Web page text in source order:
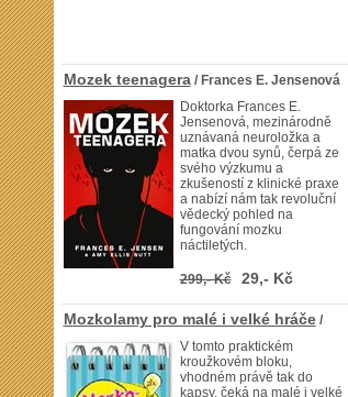
Mozek teenagera/ Frances E. Jensenová
Doktorka Frances E.
Jensenová, mezinárodně
uznávaná neuroložka a
matka dvou synů, čerpá ze
svého výzkumu a
zkušeností z klinické praxe
a nabízí nám tak revoluční
vědecký pohled na
fungování mozku
náctiletých.
299,- Kč 29,- Kč
Mozkolamy pro malé i velké hráče/
V tomto praktickém
kroužkovém bloku,
vhodném právě tak do
kapsy, čeká na malé i velké